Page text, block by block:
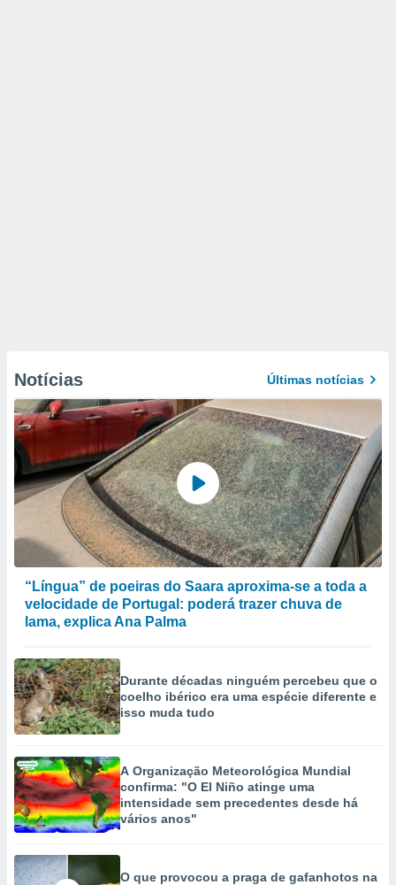
Notícias Últimas notícias
“Língua” de poeiras do Saara aproxima-se a toda a
velocidade de Portugal: poderá trazer chuva de
lama, explica Ana Palma
Durante décadas ninguém percebeu que o
coelho ibérico era uma espécie diferente e
isso muda tudo
A Organização Meteorológica Mundial
confirma: "O El Niño atinge uma
intensidade sem precedentes desde há
vários anos"
O que provocou a praga de gafanhotos na